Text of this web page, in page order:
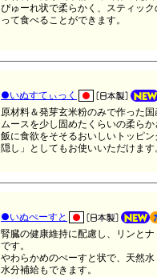
ぴゅーれ状で柔らかく、スティッ
って食べることができます。
●いぬすてぃっく
原材料＆発芽玄米粉のみで作った
ムースを少し固めたくらいの柔ら
飯に食欲をそそるおいしいトッピ
隠し」としてもお使いいただけます
●いぬぺーすと
腎臓の健康維持に配慮し、リンと
です。
やわらかめのぺーすと状で、天然
水分補給もできます。